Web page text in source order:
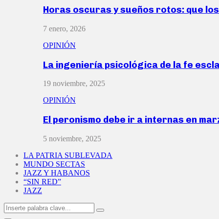
Horas oscuras y sueños rotos: que
7 enero, 2026
OPINIÓN
La ingeniería psicológica de la fe
19 noviembre, 2025
OPINIÓN
El peronismo debe ir a internas en
5 noviembre, 2025
LA PATRIA SUBLEVADA
MUNDO SECTAS
JAZZ Y HABANOS
“SIN RED”
JAZZ
Search
for:
Search